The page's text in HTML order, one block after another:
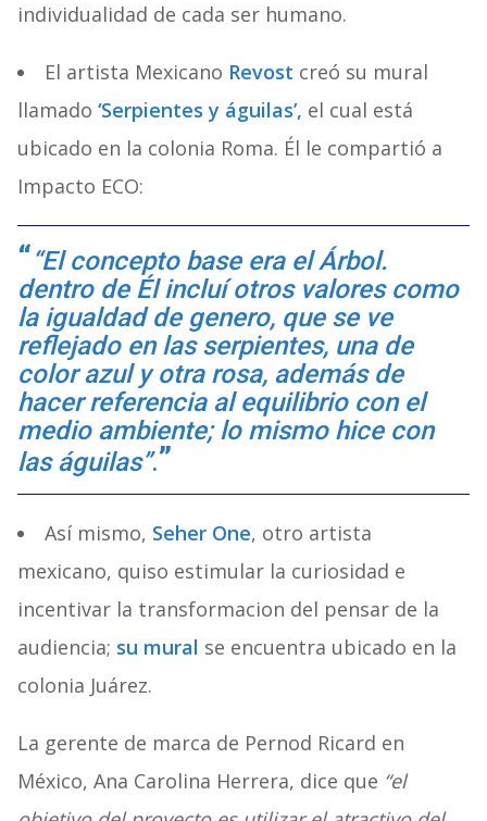
individualidad de cada ser humano.
El artista Mexicano Revost creó su mural
llamado ‘Serpientes y águilas’, el cual está
ubicado en la colonia Roma. Él le compartió a
Impacto ECO:
“El concepto base era el Árbol.
dentro de Él incluí otros valores como
la igualdad de genero, que se ve
reflejado en las serpientes, una de
color azul y otra rosa, además de
hacer referencia al equilibrio con el
medio ambiente; lo mismo hice con
las águilas”.
Así mismo, Seher One, otro artista
mexicano, quiso estimular la curiosidad e
incentivar la transformacion del pensar de la
audiencia; su mural se encuentra ubicado en la
colonia Juárez.
La gerente de marca de Pernod Ricard en
México, Ana Carolina Herrera, dice que “el